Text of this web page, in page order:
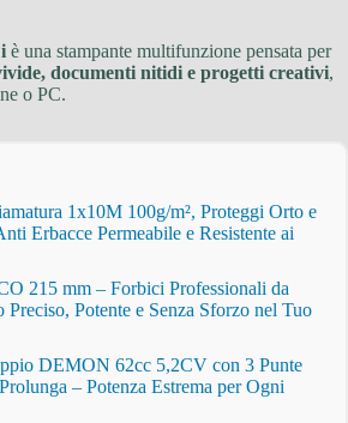
è una stampante multifunzione pensata per
documenti nitidi e progetti creativi,
o PC.
1x10M 100g/m², Proteggi Orto e
Erbacce Permeabile e Resistente ai
215 mm – Forbici Professionali da
Preciso, Potente e Senza Sforzo nel Tuo
DEMON 62cc 5,2CV con 3 Punte
– Potenza Estrema per Ogni